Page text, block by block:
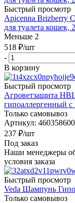
Быстрый просмотр
Apicenna Brizberry
для туалета кошек,
Меньше 2
518 ₽/шт
-
В корзину
Быстрый просмотр
Агроветзащита
гипоаллергенный
Только самовывоз
Артикул:
237 ₽/шт
Под заказ
Наши менеджеры
условия заказа
Быстрый просмотр
Veda Шампунь
Только самовывоз